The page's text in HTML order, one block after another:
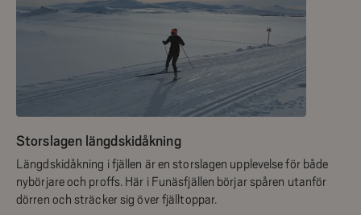
Storslagen längdskidåkning
Längdskidåkning i fjällen är en storslagen upplevelse för både
nybörjare och proffs. Här i Funäsfjällen börjar spåren utanför
dörren och sträcker sig över fjälltoppar.